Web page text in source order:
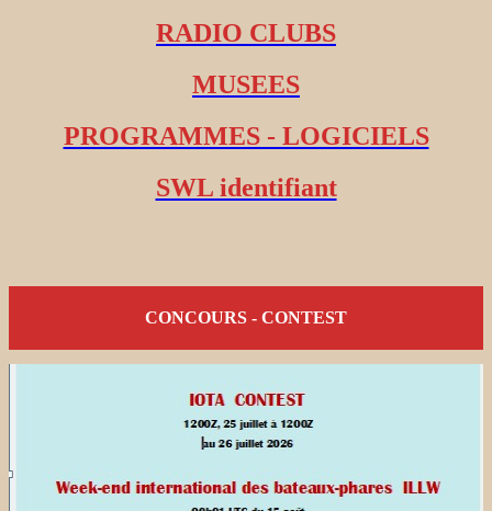
RADIO CLUBS
MUSEES
PROGRAMMES - LOGICIELS
SWL identifiant
CONCOURS - CONTEST